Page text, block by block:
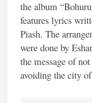
the album
features lyrics
Piash. The
were done by
the message of
avoiding the city